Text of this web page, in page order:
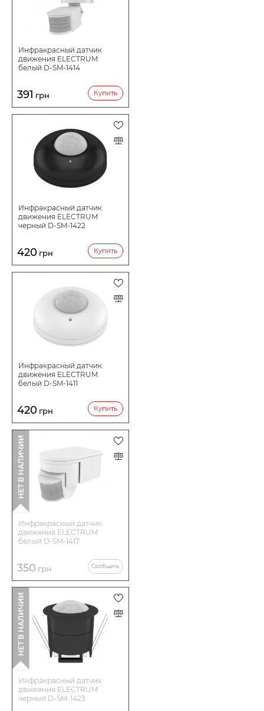
Инфракрасный датчик
движения ELECTRUM
белый D-SM-1414
391 грн Купить
Инфракрасный датчик
движения ELECTRUM
черный D-SM-1422
420 грн Купить
Инфракрасный датчик
движения ELECTRUM
белый D-SM-1411
420 грн Купить
Инфракрасный датчик
движения ELECTRUM
белый D-SM-1417
350 грн Сообщить
НЕТ В НАЛИЧИИ
Инфракрасный датчик
движения ELECTRUM
черный D-SM-1423
НЕТ В НАЛИЧИИ